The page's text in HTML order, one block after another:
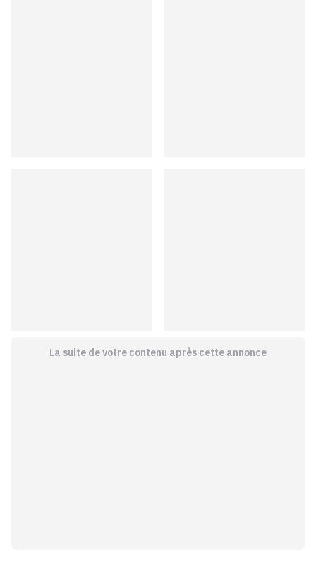
La suite de votre contenu après cette annonce